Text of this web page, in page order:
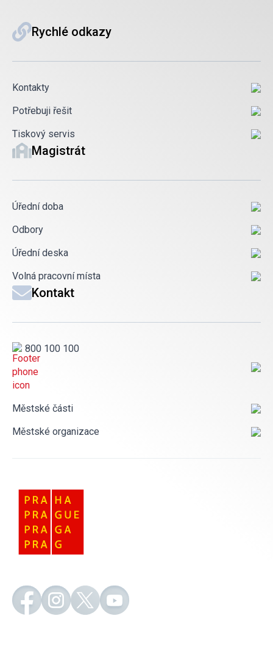
Rychlé odkazy
Kontakty
Potřebuji řešit
Tiskový servis
Magistrát
Úřední doba
Odbory
Úřední deska
Volná pracovní místa
Kontakt
800 100 100
Městské části
Městské organizace